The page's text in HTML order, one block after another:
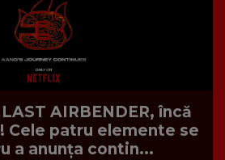
AIRBENDER, încă
Cele patru elemente se
a anunța contin...